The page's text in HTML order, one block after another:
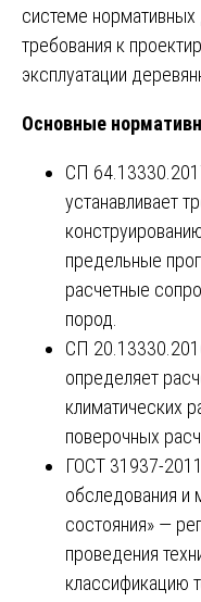
системе
требования к
эксплуатации
Основные
СП
устанавливает
предельные
расчетные
пород.
СП
определяет
климатических
поверочных
ГОСТ 31937-
обследования и
состояния» —
проведения
классификацию